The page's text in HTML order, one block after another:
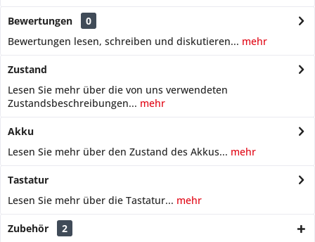
Bewertungen
0
Bewertungen lesen, schreiben und diskutieren... mehr
Zustand
Lesen Sie mehr über die von uns verwendeten
Zustandsbeschreibungen... mehr
Akku
Lesen Sie mehr über den Zustand des Akkus... mehr
Tastatur
Lesen Sie mehr über die Tastatur... mehr
Zubehör 2